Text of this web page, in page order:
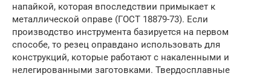
напайкой, которая впоследствии примыкает к
металлической оправе (ГОСТ 18879-73). Если
производство инструмента базируется на первом
способе, то резец оправдано использовать для
конструкций, которые работают с накаленными и
нелегированными заготовками. Твердосплавные